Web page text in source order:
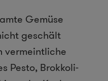
Gemüse
geschält
vermeintliche
Pesto, Brokkoli-